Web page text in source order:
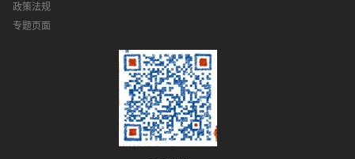
政策法规
专题页面